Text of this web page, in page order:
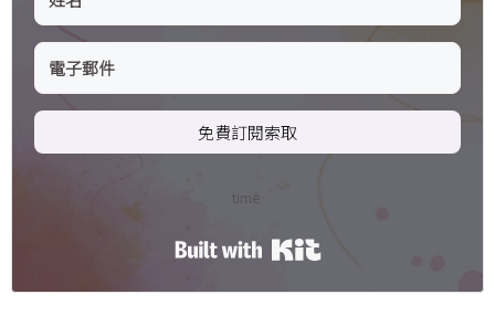
免費訂閱索取
time.